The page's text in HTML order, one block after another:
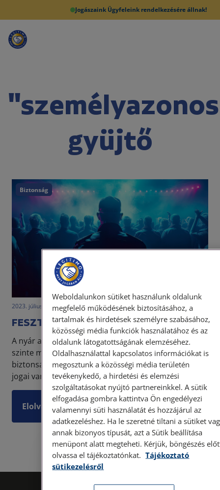
Jogászaink Ügyfeleink rendelkezésére állnak!
gyüjtő
Biztonság
2023. július 12. • dr. Gombolai Éva
FESZTIVÁLOK ÉS BIZTONSÁGI ŐRÖK
A nyár a fesztiválok és koncertek időszaka. Ma már
szinte minden rendezvény kötelező tartozéka a
biztonsági beengedés, így tekintsük át, hogy milyen
jogai vannak ilyen esetben a biztonsági őröknek.
Elolvasom
Személyes ügyfélfogadás
Weboldalunkon sütiket használunk oldalunk
megfelelő működésének biztosításához, a
tartalmak és hirdetések személyre szabásához,
közösségi média funkciók használatához és az
oldalunk látogatottságának elemzéséhez.
Oldalhasználattal kapcsolatos információkat is
megosztunk a közösségi média területén
tevékenykedő, a hirdetési és elemzési
szolgáltatásokat nyújtó partnereinkkel. A sütik
elfogadása gombra kattintva Ön engedélyezi
valamennyi süti használatát és hozzájárul az
adatkezeléshez. Ha le szeretné tiltani a sütiket
annak bizonyos típusát, azt a Sütik beállítása
menüpont alatt megteheti. Kérjük, böngészés
olvassa el tájékoztatónkat. Tájékoztató
sütikezelésről